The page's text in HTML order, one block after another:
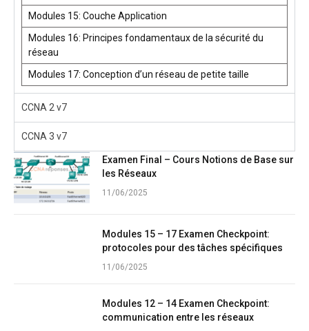
Modules 15: Couche Application
Modules 16: Principes fondamentaux de la sécurité du
réseau
Modules 17: Conception d’un réseau de petite taille
CCNA 2 v7
CCNA 3 v7
Examen Final – Cours Notions de Base sur
les Réseaux
11/06/2025
Modules 15 – 17 Examen Checkpoint:
protocoles pour des tâches spécifiques
11/06/2025
Modules 12 – 14 Examen Checkpoint:
communication entre les réseaux